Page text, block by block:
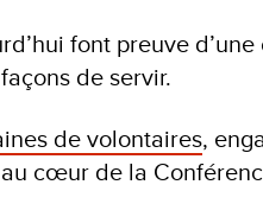
font preuve
de servir.
de volontaires,
cœur de la